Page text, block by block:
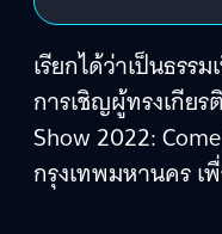
เรียกได้ว่าเป็นธร
การเชิญผู้ทรงเกีย
Show 2022:
กรุงเทพมหานคร